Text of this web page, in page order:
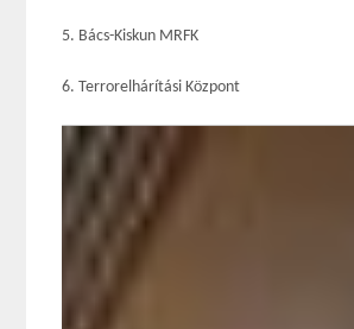
5. Bács-Kiskun MRFK
6. Terrorelhárítási Központ